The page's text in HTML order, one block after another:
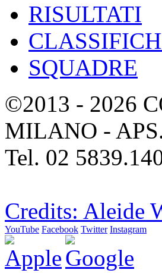
RISULTATI
SQUADRE
©2013 - 2026
MILANO -
Tel. 02
Credits: Aleide
YouTube Facebook Twitter Instagram